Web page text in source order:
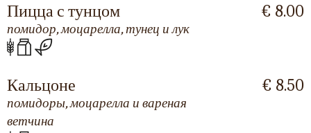
Пицца с тунцом
помидор, моцарелла, тунец и лук
€ 8.00
Кальцоне
помидоры, моцарелла и вареная
ветчина
€ 8.50